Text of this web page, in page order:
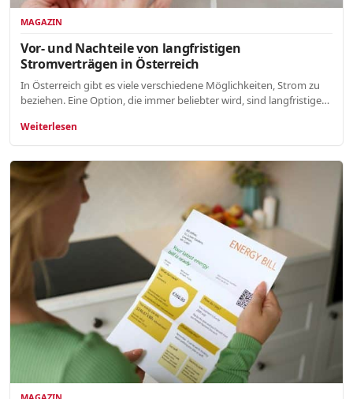
MAGAZIN
Vor- und Nachteile von langfristigen
Stromverträgen in Österreich
In Österreich gibt es viele verschiedene Möglichkeiten, Strom zu
beziehen. Eine Option, die immer beliebter wird, sind langfristige…
Weiterlesen